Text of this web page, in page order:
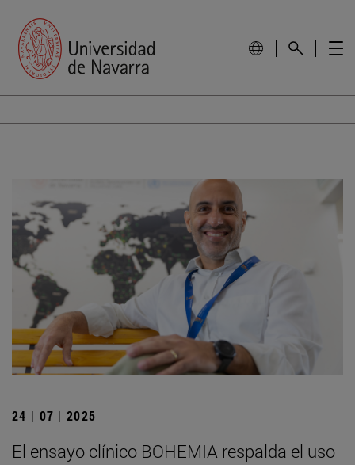
24 | 07 | 2025
El ensayo clínico BOHEMIA respalda el uso